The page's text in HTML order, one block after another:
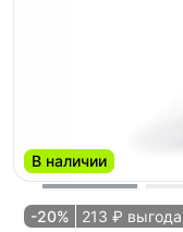
В наличии
-20% 213 ₽ выгода